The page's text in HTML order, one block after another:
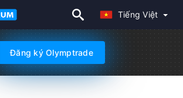
Tiếng Việt
Đăng ký Olymptrade